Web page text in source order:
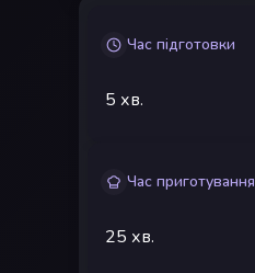
Час підготовки
5 хв.
Час приготування
25 хв.